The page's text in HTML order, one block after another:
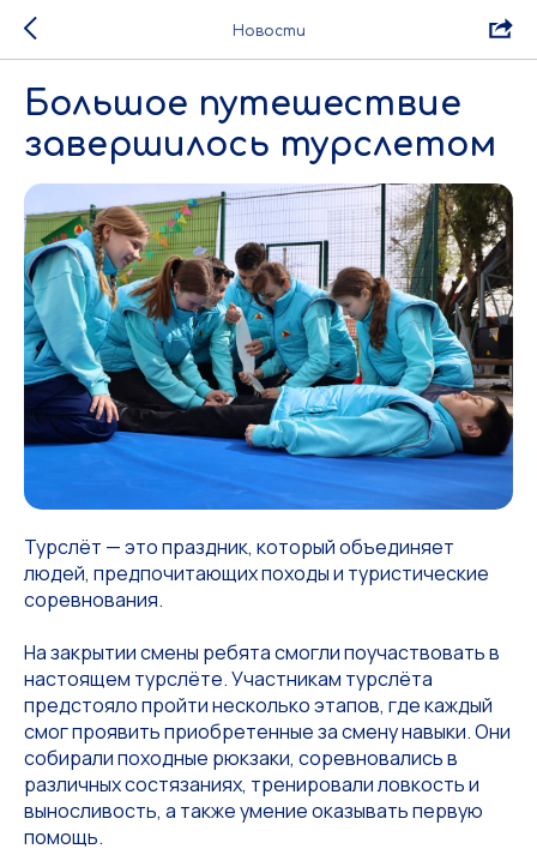
Новости
Большое путешествие
завершилось турслетом
Турслёт — это праздник, который объединяет
людей, предпочитающих походы и туристические
соревнования.
На закрытии смены ребята смогли поучаствовать в
настоящем турслёте. Участникам турслёта
предстояло пройти несколько этапов, где каждый
смог проявить приобретенные за смену навыки. Они
собирали походные рюкзаки, соревновались в
различных состязаниях, тренировали ловкость и
выносливость, а также умение оказывать первую
помощь.